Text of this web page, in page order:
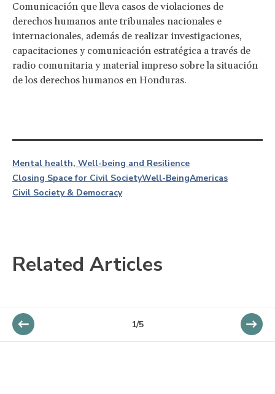
Comunicación que lleva casos de violaciones de
derechos humanos ante tribunales nacionales e
internacionales, además de realizar investigaciones,
capacitaciones y comunicación estratégica a través de
radio comunitaria y material impreso sobre la situación
de los derechos humanos en Honduras.
Mental health, Well-being and Resilience
Closing Space for Civil SocietyWell-BeingAmericas
Civil Society & Democracy
Related Articles
1/5